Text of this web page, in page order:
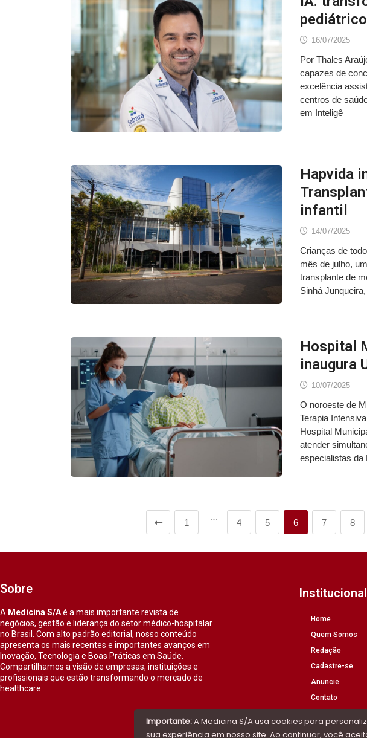
16/07/2025
Por Thales
capazes de
excelência
centros de
em Inteligê
Hapvida
infantil
14/07/2025
Crianças de
mês de julho,
transplante de
Sinhá
Hospital
inaugura
10/07/2025
O noroeste de
Terapia
Hospital
atender
especialistas da
1
…
4 5 6 7 8
Sobre
A Medicina S/Aé a mais importante revista de
negócios, gestão e liderança do setor médico-hospitalar
no Brasil. Com alto padrão editorial, nosso conteúdo
apresenta os mais recentes e importantes avanços em
Inovação, Tecnologia e Boas Práticas em Saúde.
Compartilhamos a visão de empresas, instituições e
profissionais que estão transformando o mercado de
healthcare.
Institucional
Home
Quem Somos
Redação
Cadastre-se
Anuncie
Contato
Importante:A Medicina S/A usa cookies para
sua experiência em nosso site. Ao continuar, você